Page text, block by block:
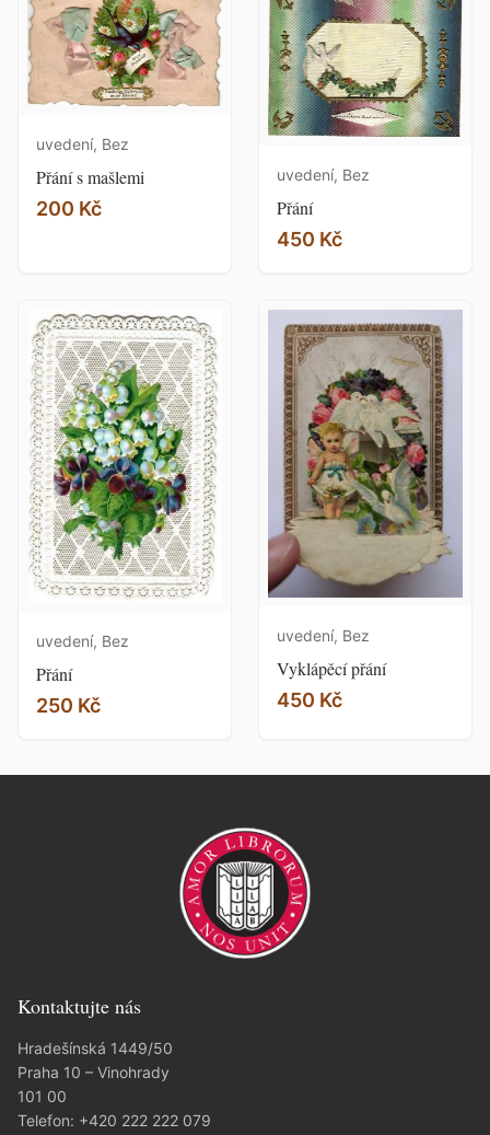
uvedení, Bez
Přání s mašlemi
200 Kč
uvedení, Bez
Přání
450 Kč
uvedení, Bez
Přání
250 Kč
uvedení, Bez
Vyklápěcí přání
450 Kč
Kontaktujte nás
Hradešínská 1449/50
Praha 10 – Vinohrady
101 00
Telefon: +420 222 222 079